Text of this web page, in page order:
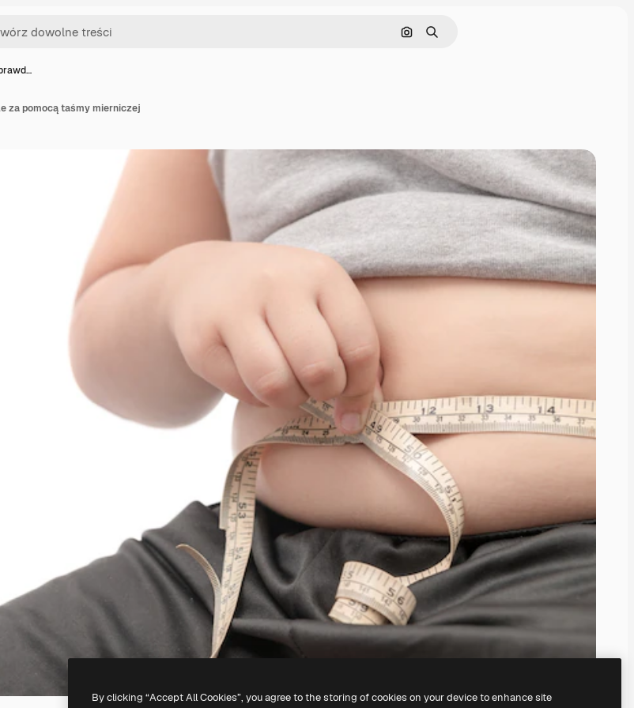
Szukaj według obrazu
Szukaj
za pomocą taśmy mierniczej
By clicking “Accept All Cookies”, you agree to the storing of cookies on your device to enhance site